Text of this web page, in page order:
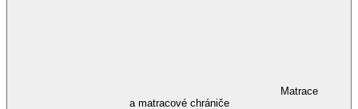
Matrace
a matracové chrániče